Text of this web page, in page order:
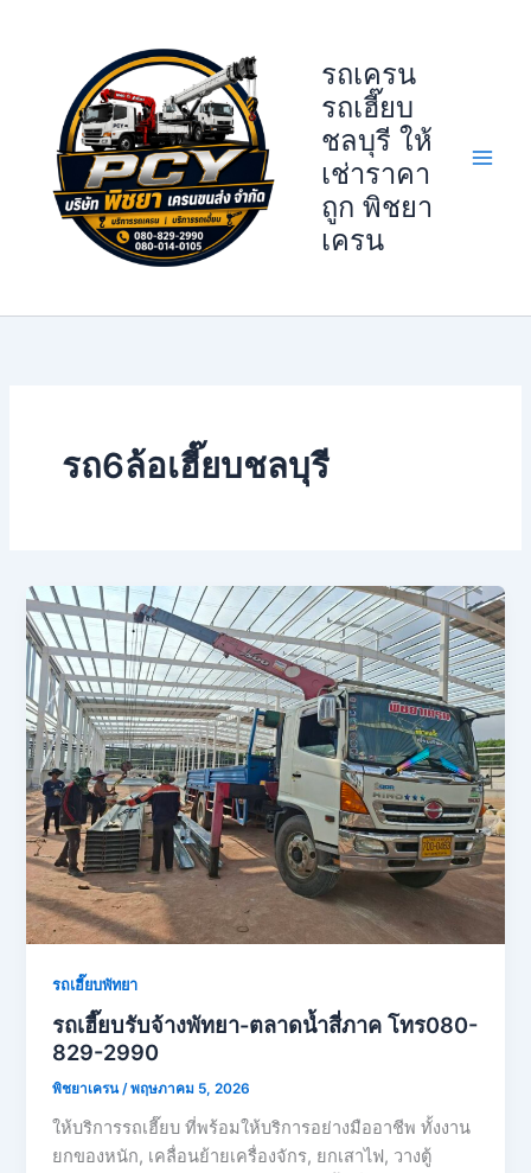
รถเครน
รถเฮี๊ยบ
ชลบุรี ให้
เช่าราคา
ถูก พิชยา
เครน
รถ6ล้อเฮี๊ยบชลบุรี
รถเฮี๊ยบพัทยา
รถเฮี๊ยบรับจ้างพัทยา-ตลาดน้ำสี่ภาค โทร080-
829-2990
พิชยาเครน/พฤษภาคม 5, 2026
ให้บริการรถเฮี๊ยบ ที่พร้อมให้บริการอย่างมืออาชีพ ทั้งงาน
ยกของหนัก, เคลื่อนย้ายเครื่องจักร, ยกเสาไฟ, วางตู้